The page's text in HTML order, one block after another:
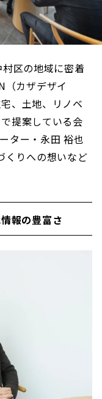
区の地域に密着
（カザデザイ
、土地、リノベ
提案している会
ター・永田 裕也
くりへの想いなど
報の豊富さ